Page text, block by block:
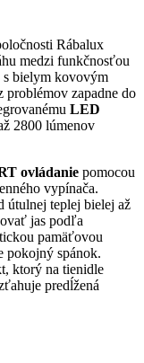
Rábalux
medzi funkčnosťou
s bielym kovovým
problémov zapadne do
LED
2800 lúmenov
ovládanie pomocou
vypínača.
útulnej teplej bielej až
jas podľa
pamäťovou
pokojný spánok.
ktorý na tienidle
predĺžená